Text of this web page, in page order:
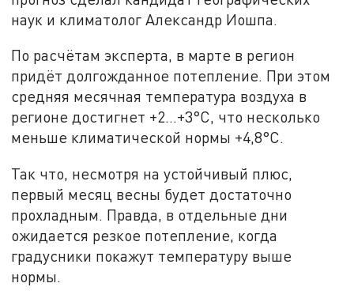
наук и климатолог Александр Иошпа.
По расчётам эксперта, в марте в регион
придёт долгожданное потепление. При этом
средняя месячная температура воздуха в
регионе достигнет +2…+3°С, что несколько
меньше климатической нормы +4,8°C.
Так что, несмотря на устойчивый плюс,
первый месяц весны будет достаточно
прохладным. Правда, в отдельные дни
ожидается резкое потепление, когда
градусники покажут температуру выше
нормы.